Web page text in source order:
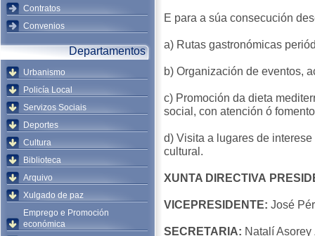
Contratos
Convenios
Departamentos
Urbanismo
Policía Local
Servizos Sociais
Deportes
Cultura
Biblioteca
Arquivo
Xulgado de paz
Emprego e Promoción
económica
E para a súa consecución
a) Rutas gastronómicas
b) Organización de eventos,
c) Promoción da dieta
social, con atención ó
d) Visita a lugares de
cultural.
XUNTA DIRECTIVA
VICEPRESIDENTE: José
SECRETARIA: Natalí